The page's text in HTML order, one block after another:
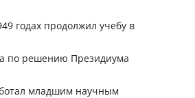
годах продолжил учебу в
по решению Президиума
младшим научным